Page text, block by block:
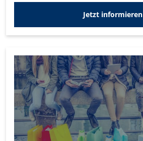
Jetzt informieren